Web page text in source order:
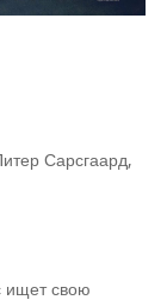
Сарсгаард,
ищет свою